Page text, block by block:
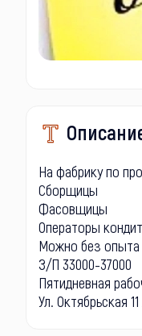
На фабрику по
Сборщицы
Фасовщицы
Операторы
Можно без опыта
З/П 33000-37000
Пятидневная
Ул. Октябрьская